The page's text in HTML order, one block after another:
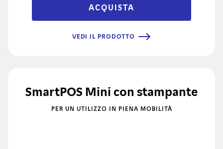
ACQUISTA
VEDI IL PRODOTTO
SmartPOS Mini con stampante
PER UN UTILIZZO IN PIENA MOBILITÀ